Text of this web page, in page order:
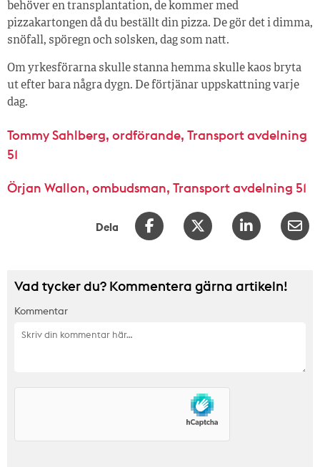
behöver en transplantation, de kommer med
pizzakartongen då du beställt din pizza. De gör det i dimma,
snöfall, spöregn och solsken, dag som natt.
Om yrkesförarna skulle stanna hemma skulle kaos bryta
ut efter bara några dygn. De förtjänar uppskattning varje
dag.
Tommy Sahlberg, ordförande, Transport avdelning
51
Örjan Wallon, ombudsman, Transport avdelning 51
Dela
Vad tycker du? Kommentera gärna artikeln!
Kommentar